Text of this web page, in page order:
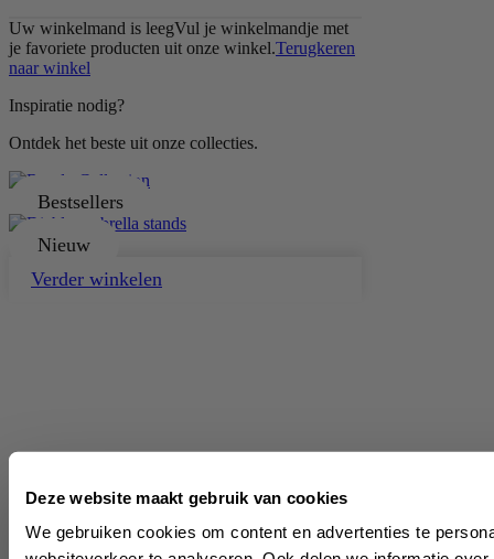
Deze website maakt gebruik van cookies
We gebruiken cookies om content en advertenties te
Uw winkelmand is leegVul je winkelmandje met
je favoriete producten uit onze winkel.Terugkeren
naar winkel
Inspiratie nodig?
Ontdek het beste uit onze collecties.
Bestsellers
Nieuw
Verder winkelen